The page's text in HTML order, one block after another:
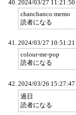
2024/03/27 11:21:50
chanchanco:memo
読者になる
2024/03/27 10:51:21
colour-me-pop
読者になる
2024/03/26 15:27:47
過日
読者になる